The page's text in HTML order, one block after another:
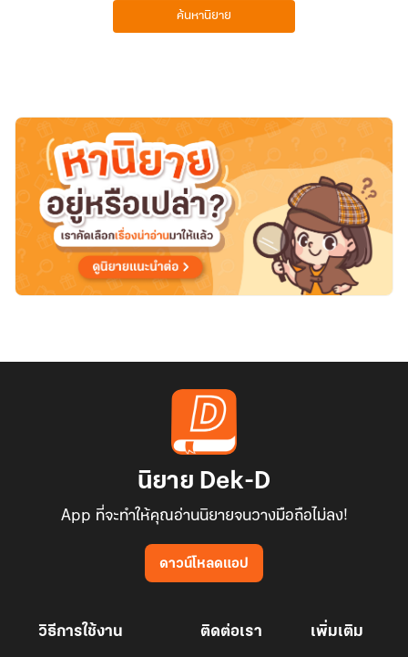
ค้นหานิยาย
นิยาย Dek-D
App ที่จะทำให้คุณอ่านนิยายจนวางมือถือไม่ลง!
ดาวน์โหลดแอป
วิธีการใช้งาน ติดต่อเรา เพิ่มเติม